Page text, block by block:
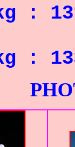
kg :
kg :